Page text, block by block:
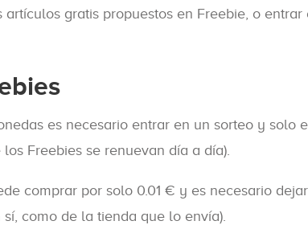
gratis propuestos en Freebie, o entrar
es necesario entrar en un sorteo y solo
Freebies se renuevan día a día).
comprar por solo 0.01 € y es necesario
como de la tienda que lo envía).